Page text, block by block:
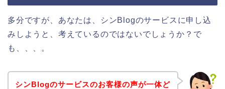
多分ですが、あなたは、シンBlogのサービスに申し込
みしようと、考えているのではないでしょうか？で
も、、、。
シンBlogのサービスのお客様の声が一体ど